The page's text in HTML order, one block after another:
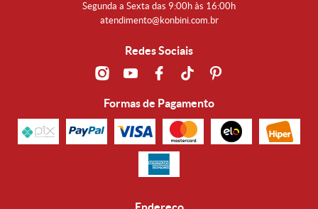
Segunda a Sexta das 9:00h às 16:00h
atendimento@konbini.com.br
Redes Sociais
Formas de Pagamento